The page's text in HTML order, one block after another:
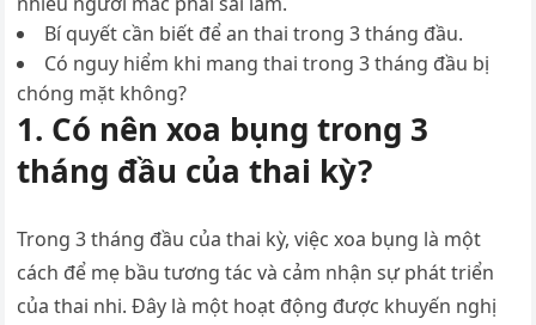
Bí quyết cần biết để an thai trong 3 tháng đầu.
Có nguy hiểm khi mang thai trong 3 tháng đầu bị
chóng mặt không?
1. Có nên xoa bụng trong 3
tháng đầu của thai kỳ?
Trong 3 tháng đầu của thai kỳ, việc xoa bụng là một
cách để mẹ bầu tương tác và cảm nhận sự phát triển
của thai nhi. Đây là một hoạt động được khuyến nghị